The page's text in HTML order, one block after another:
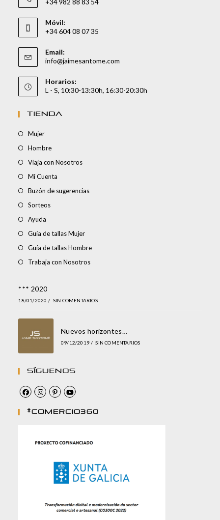
Móvil:
+34 604 08 07 35
Email:
info@jaimesantome.com
Horarios:
L - S, 10:30-13:30h, 16:30-20:30h
TIENDA
Mujer
Hombre
Viaja con Nosotros
Mi Cuenta
Buzón de sugerencias
Sorteos
Ayuda
Guía de tallas Mujer
Guía de tallas Hombre
Trabaja con Nosotros
*** 2020
18/01/2020 / SIN COMENTARIOS
Nuevos horizontes…
09/12/2019 / SIN COMENTARIOS
Síguenos
#comercio360